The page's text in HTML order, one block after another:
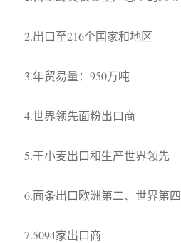
2.出口至216个国家和地区
3.年贸易量：950万吨
4.世界领先面粉出口商
5.干小麦出口和生产世界领先
6.面条出口欧洲第二、世界第四
7.5094家出口商